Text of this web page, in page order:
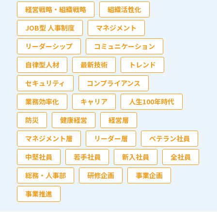
経営戦略・組織戦略
組織活性化
JOB型 人事制度
マネジメント
リーダーシップ
コミュニケーション
自律型人材
最新技術
トレンド
セキュリティ
コンプライアンス
業務効率化
キャリア
人生100年時代
防災
健康経営
経営層
マネジメント層
リーダー層
ベテラン社員
中堅社員
若手社員 新入社員
全社員
総務・人事部
研修企画
事業企画
事業推進